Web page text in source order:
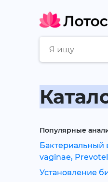
Популярные
Бактериальный
vaginae,
Установление